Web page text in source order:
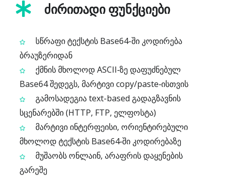
ძირითადი ფუნქციები
სწრაფი ტექსტის Base64-ში კოდირება
ბრაუზერიდან
ქმნის მხოლოდ ASCII‑ზე დაფუძნებულ
Base64 შედეგს, მარტივი copy/paste‑ისთვის
გამოსადეგია text-based გადაგზავნის
სცენარებში (HTTP, FTP, ელფოსტა)
მარტივი ინტერფეისი, ორიენტირებული
მხოლოდ ტექსტის Base64‑ში კოდირებაზე
მუშაობს ონლაინ, არაფრის დაყენების
გარეშე